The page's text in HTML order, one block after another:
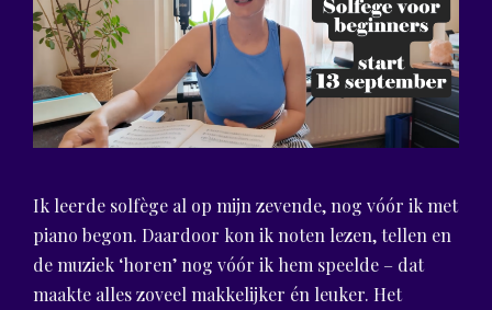
Ik leerde solfège al op mijn zevende, nog vóór ik met
piano begon. Daardoor kon ik noten lezen, tellen en
de muziek ‘horen’ nog vóór ik hem speelde – dat
maakte alles zoveel makkelijker én leuker. Het